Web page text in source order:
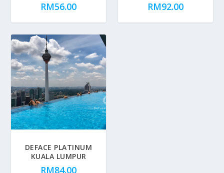
RM56.00 RM92.00
DEFACE PLATINUM
KUALA LUMPUR
RM84.00